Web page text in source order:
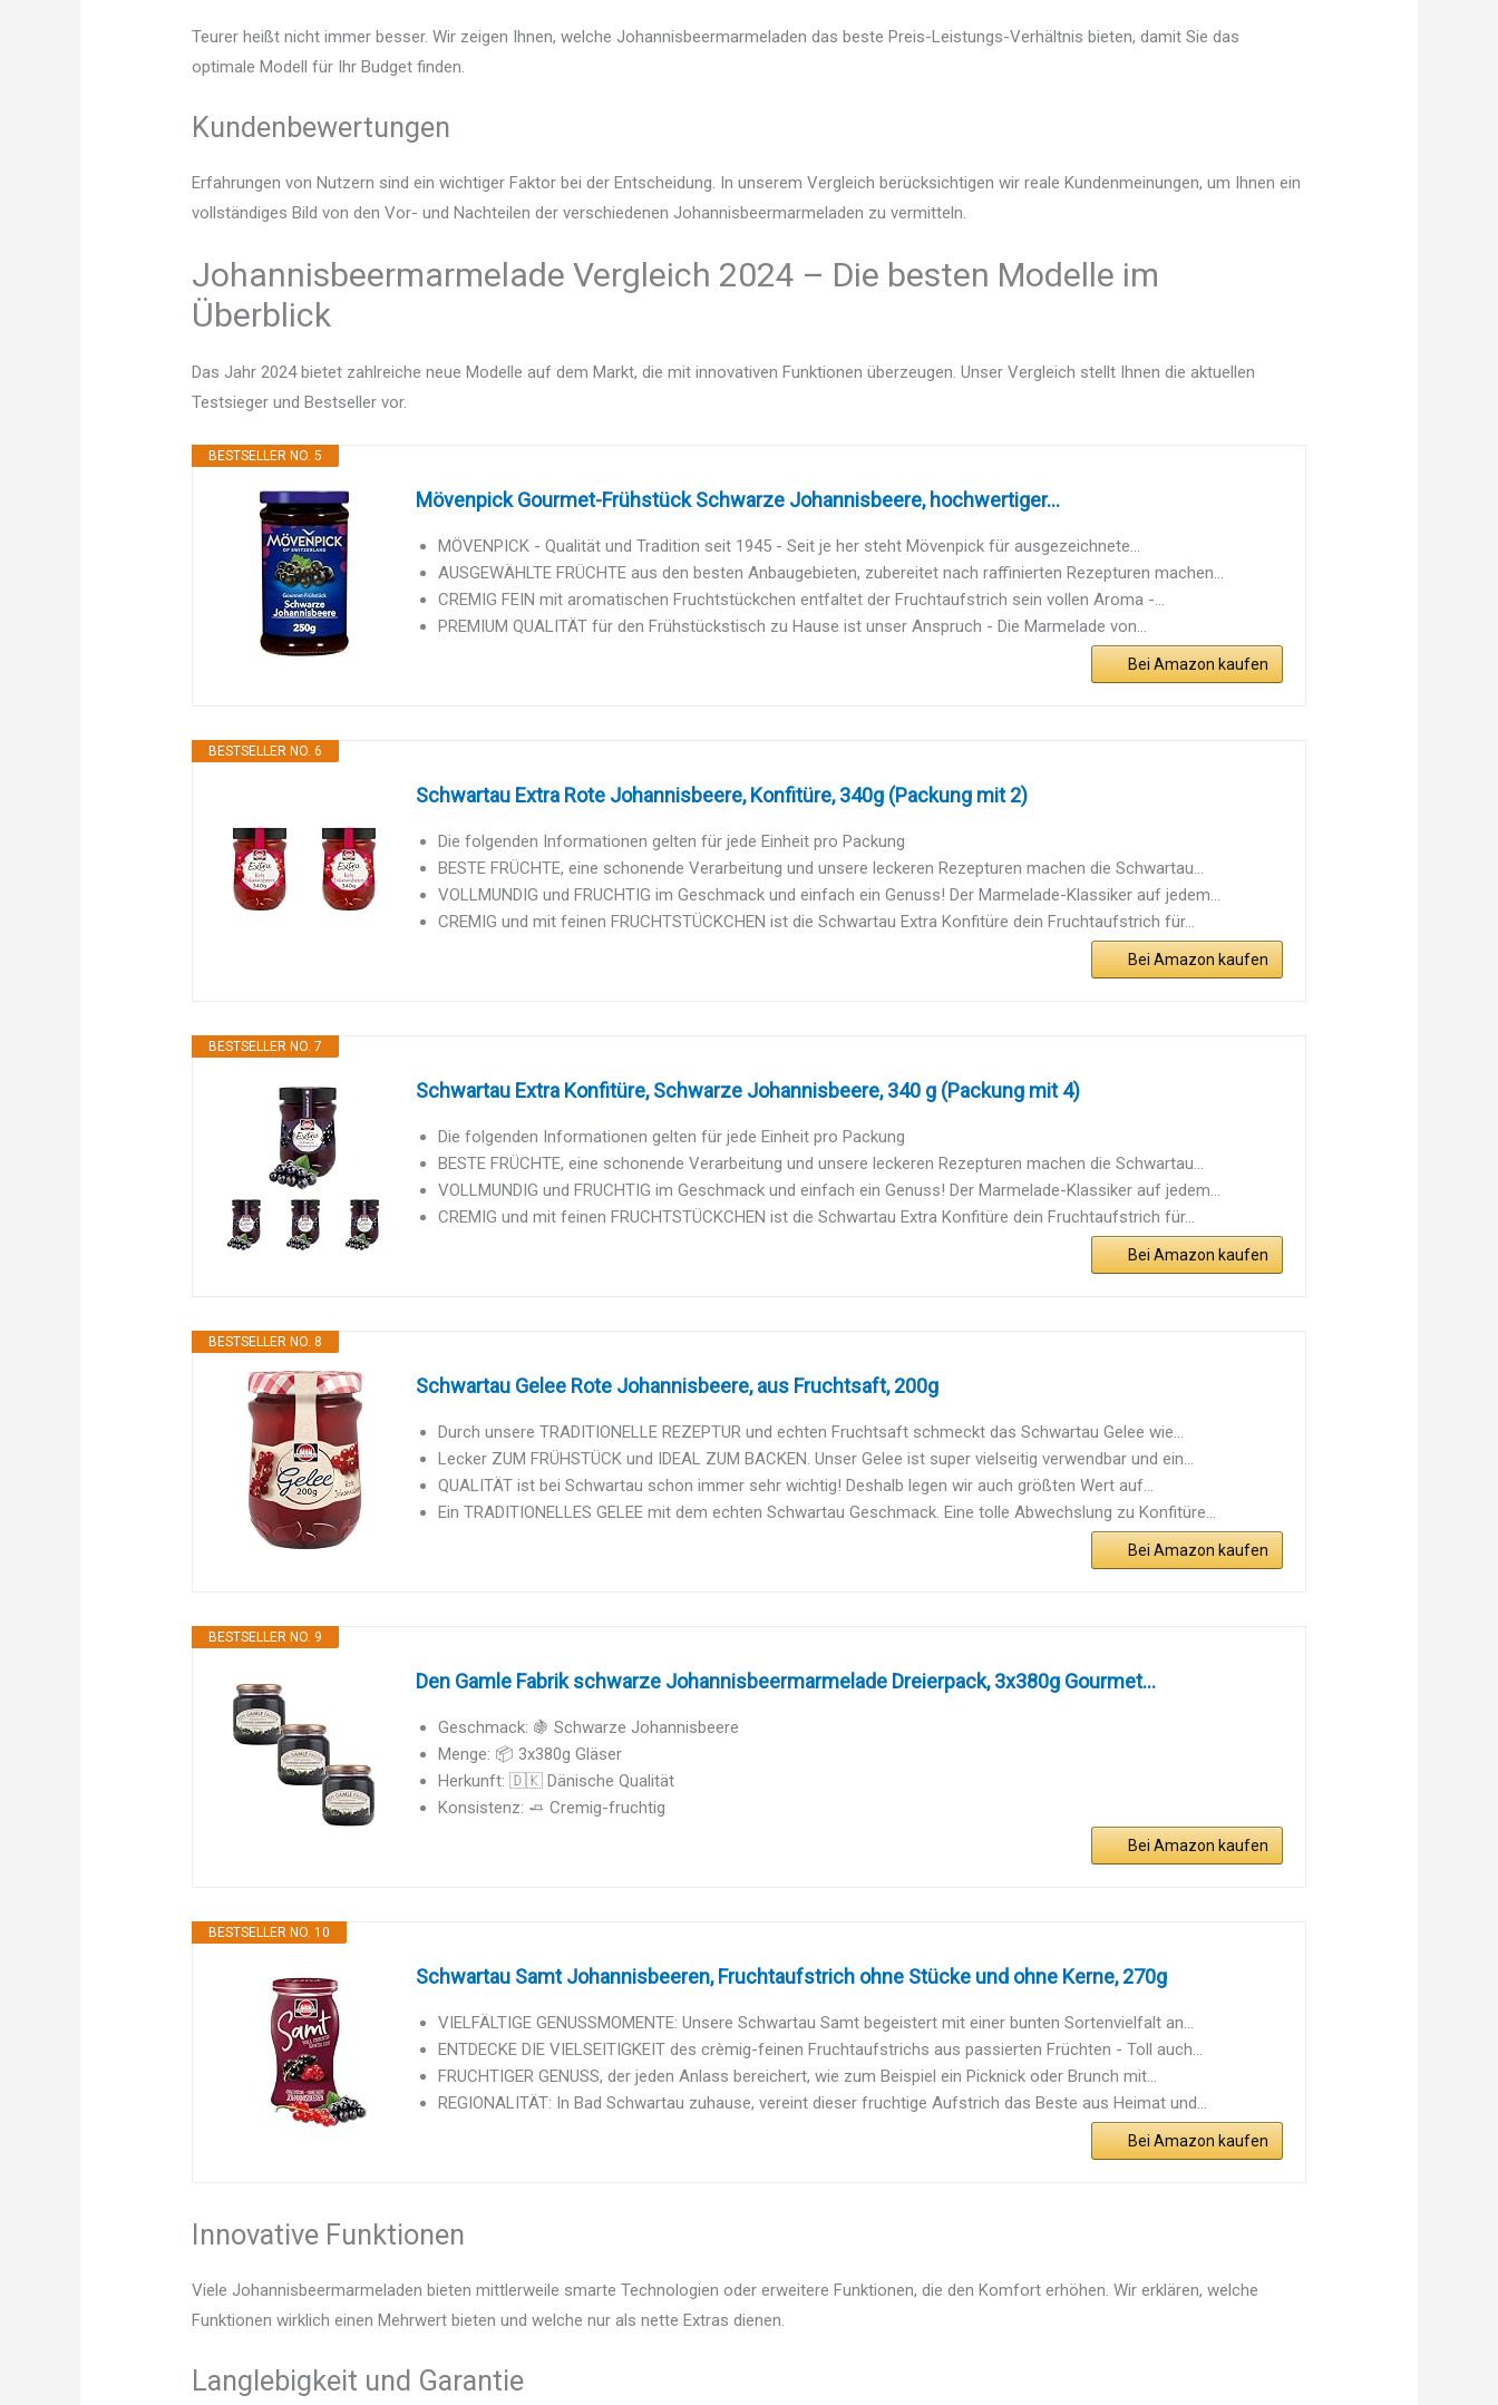
Teurer heißt nicht immer besser. Wir zeigen Ihnen, welche Johannisbeermarmeladen das beste Preis-Leistungs-Verhältnis bieten, damit Sie das
optimale Modell für Ihr Budget finden.
Kundenbewertungen
Erfahrungen von Nutzern sind ein wichtiger Faktor bei der Entscheidung. In unserem Vergleich berücksichtigen wir reale Kundenmeinungen, um Ihnen ein
vollständiges Bild von den Vor- und Nachteilen der verschiedenen Johannisbeermarmeladen zu vermitteln.
Johannisbeermarmelade Vergleich 2024 – Die besten Modelle im
Überblick
Das Jahr 2024 bietet zahlreiche neue Modelle auf dem Markt, die mit innovativen Funktionen überzeugen. Unser Vergleich stellt Ihnen die aktuellen
Testsieger und Bestseller vor.
BESTSELLER NO. 5
Mövenpick Gourmet-Frühstück Schwarze Johannisbeere, hochwertiger...
MÖVENPICK - Qualität und Tradition seit 1945 - Seit je her steht Mövenpick für ausgezeichnete...
AUSGEWÄHLTE FRÜCHTE aus den besten Anbaugebieten, zubereitet nach raffinierten Rezepturen machen...
CREMIG FEIN mit aromatischen Fruchtstückchen entfaltet der Fruchtaufstrich sein vollen Aroma -...
PREMIUM QUALITÄT für den Frühstückstisch zu Hause ist unser Anspruch - Die Marmelade von...
Bei Amazon kaufen
BESTSELLER NO. 6
Schwartau Extra Rote Johannisbeere, Konfitüre, 340g (Packung mit 2)
Die folgenden Informationen gelten für jede Einheit pro Packung
BESTE FRÜCHTE, eine schonende Verarbeitung und unsere leckeren Rezepturen machen die Schwartau...
VOLLMUNDIG und FRUCHTIG im Geschmack und einfach ein Genuss! Der Marmelade-Klassiker auf jedem...
CREMIG und mit feinen FRUCHTSTÜCKCHEN ist die Schwartau Extra Konfitüre dein Fruchtaufstrich für...
Bei Amazon kaufen
BESTSELLER NO. 7
Schwartau Extra Konfitüre, Schwarze Johannisbeere, 340 g (Packung mit 4)
Die folgenden Informationen gelten für jede Einheit pro Packung
BESTE FRÜCHTE, eine schonende Verarbeitung und unsere leckeren Rezepturen machen die Schwartau...
VOLLMUNDIG und FRUCHTIG im Geschmack und einfach ein Genuss! Der Marmelade-Klassiker auf jedem...
CREMIG und mit feinen FRUCHTSTÜCKCHEN ist die Schwartau Extra Konfitüre dein Fruchtaufstrich für...
Bei Amazon kaufen
BESTSELLER NO. 8
Schwartau Gelee Rote Johannisbeere, aus Fruchtsaft, 200g
Durch unsere TRADITIONELLE REZEPTUR und echten Fruchtsaft schmeckt das Schwartau Gelee wie...
Lecker ZUM FRÜHSTÜCK und IDEAL ZUM BACKEN. Unser Gelee ist super vielseitig verwendbar und ein...
QUALITÄT ist bei Schwartau schon immer sehr wichtig! Deshalb legen wir auch größten Wert auf...
Ein TRADITIONELLES GELEE mit dem echten Schwartau Geschmack. Eine tolle Abwechslung zu Konfitüre...
Bei Amazon kaufen
BESTSELLER NO. 9
Den Gamle Fabrik schwarze Johannisbeermarmelade Dreierpack, 3x380g Gourmet...
Geschmack: 🍇 Schwarze Johannisbeere
Menge: 📦 3x380g Gläser
Herkunft: 🇩🇰 Dänische Qualität
Konsistenz: 🧈 Cremig-fruchtig
Bei Amazon kaufen
BESTSELLER NO. 10
Schwartau Samt Johannisbeeren, Fruchtaufstrich ohne Stücke und ohne Kerne, 270g
VIELFÄLTIGE GENUSSMOMENTE: Unsere Schwartau Samt begeistert mit einer bunten Sortenvielfalt an...
ENTDECKE DIE VIELSEITIGKEIT des crèmig-feinen Fruchtaufstrichs aus passierten Früchten - Toll auch...
FRUCHTIGER GENUSS, der jeden Anlass bereichert, wie zum Beispiel ein Picknick oder Brunch mit...
REGIONALITÄT: In Bad Schwartau zuhause, vereint dieser fruchtige Aufstrich das Beste aus Heimat und...
Bei Amazon kaufen
Innovative Funktionen
Viele Johannisbeermarmeladen bieten mittlerweile smarte Technologien oder erweitere Funktionen, die den Komfort erhöhen. Wir erklären, welche
Funktionen wirklich einen Mehrwert bieten und welche nur als nette Extras dienen.
Langlebigkeit und Garantie